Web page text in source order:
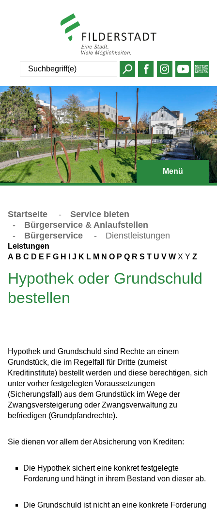
Menü
Startseite -
Service bieten
-
Bürgerservice & Anlaufstellen
-
Bürgerservice - Dienstleistungen
Leistungen
A B C D E F G H J K L M N O P Q R S T U V W X Y Z
Hypothek oder Grundschuld
bestellen
Hypothek und Grundschuld sind Rechte an einem
Grundstück, die im Regelfall für Dritte (zumeist
Kreditinstitute) bestellt werden und diese berechtigen, sich
unter vorher festgelegten Voraussetzungen
(Sicherungsfall) aus dem Grundstück im Wege der
Zwangsversteigerung oder Zwangsverwaltung zu
befriedigen (Grundpfandrechte).
Sie dienen vor allem der Absicherung von Krediten:
Die Hypothek sichert eine konkret festgelegte
Forderung und hängt in ihrem Bestand von dieser ab.
Die Grundschuld ist nicht an eine konkrete Forderung